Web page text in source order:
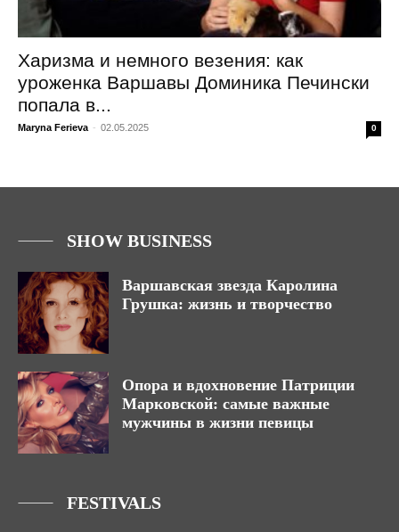
Харизма и немного везения: как
уроженка Варшавы Доминика Печински
попала в...
Maryna Ferieva - 02.05.2025 0
SHOW BUSINESS
Варшавская звезда Каролина
Грушка: жизнь и творчество
Опора и вдохновение Патриции
Марковской: самые важные
мужчины в жизни певицы
FESTIVALS